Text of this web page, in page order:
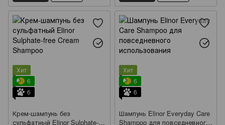
Хит
6
6
Крем-шампунь без
сульфатный Elinor Sulphate-
Хит
6
6
Шампунь Elinor Everyday Care
Shampoo для повседневного